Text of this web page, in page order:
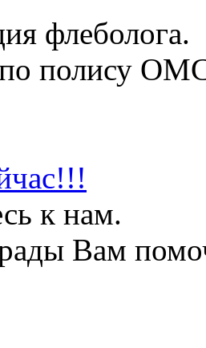
флеболога.
по полису
к нам.
Вам